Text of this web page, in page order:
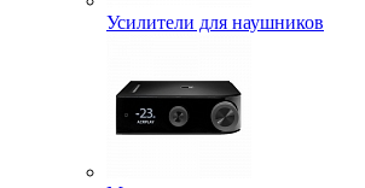
Усилители для наушников